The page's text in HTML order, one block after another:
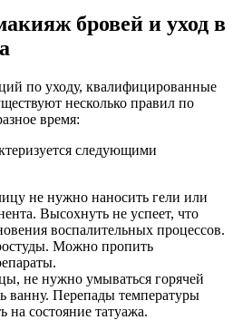
бровей и уход в
по уходу, квалифицированные
несколько правил по
время:
следующими
не нужно наносить гели или
Высохнуть не успеет, что
воспалительных процессов.
Можно пропить
не нужно умываться горячей
ванну. Перепады температуры
на состояние татуажа.